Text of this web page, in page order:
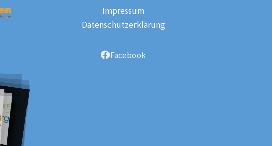
Impressum
Datenschutzerklärung
Facebook